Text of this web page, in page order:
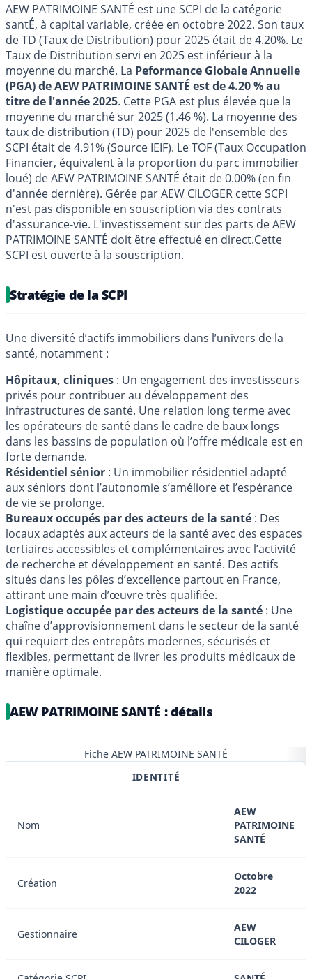
AEW PATRIMOINE SANTÉ est une SCPI de la catégorie
santÉ, à capital variable, créée en octobre 2022. Son taux
de TD (Taux de Distribution) pour 2025 était de 4.20%. Le
Taux de Distribution servi en 2025 est inférieur à la
moyenne du marché. La Peformance Globale Annuelle
(PGA) de AEW PATRIMOINE SANTÉ est de 4.20 % au
titre de l'année 2025. Cette PGA est plus élevée que la
moyenne du marché sur 2025 (1.46 %). La moyenne des
taux de distribution (TD) pour 2025 de l'ensemble des
SCPI était de 4.91% (Source IEIF). Le TOF (Taux Occupation
Financier, équivalent à la proportion du parc immobilier
loué) de AEW PATRIMOINE SANTÉ était de 0.00% (en fin
d'année dernière). Gérée par AEW CILOGER cette SCPI
n'est pas disponible en souscription via des contrats
d'assurance-vie. L'investissement sur des parts de AEW
PATRIMOINE SANTÉ doit être effectué en direct.Cette
SCPI est ouverte à la souscription.
Stratégie de la SCPI
Une diversité d’actifs immobiliers dans l’univers de la
santé, notamment :
Hôpitaux, cliniques : Un engagement des investisseurs
privés pour contribuer au développement des
infrastructures de santé. Une relation long terme avec
les opérateurs de santé dans le cadre de baux longs
dans les bassins de population où l’offre médicale est en
forte demande.
Résidentiel sénior : Un immobilier résidentiel adapté
aux séniors dont l’autonomie s’améliore et l’espérance
de vie se prolonge.
Bureaux occupés par des acteurs de la santé : Des
locaux adaptés aux acteurs de la santé avec des espaces
tertiaires accessibles et complémentaires avec l’activité
de recherche et développement en santé. Des actifs
situés dans les pôles d’excellence partout en France,
attirant une main d’œuvre très qualifiée.
Logistique occupée par des acteurs de la santé : Une
chaîne d’approvisionnement dans le secteur de la santé
qui requiert des entrepôts modernes, sécurisés et
flexibles, permettant de livrer les produits médicaux de
manière optimale.
AEW PATRIMOINE SANTÉ : détails
Fiche AEW PATRIMOINE SANTÉ
IDENTITÉ
Nom
AEW
PATRIMOINE
SANTÉ
Création
Octobre
2022
Gestionnaire
AEW
CILOGER